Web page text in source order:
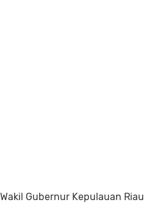
Gubernur Kepulauan Riau